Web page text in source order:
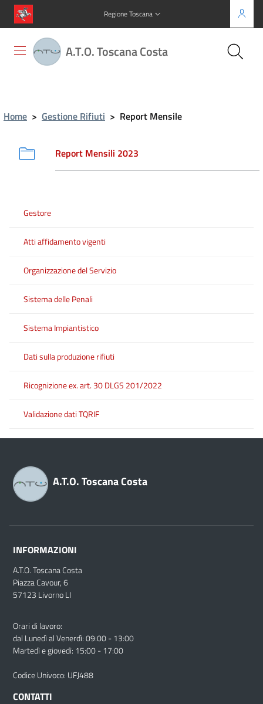
Regione Toscana
A.T.O. Toscana Costa
Home > Gestione Rifiuti > Report Mensile
Report Mensili 2023
Gestore
Atti affidamento vigenti
Organizzazione del Servizio
Sistema delle Penali
Sistema Impiantistico
Dati sulla produzione rifiuti
Ricognizione ex. art. 30 DLGS 201/2022
Validazione dati TQRIF
A.T.O. Toscana Costa
INFORMAZIONI
A.T.O. Toscana Costa
Piazza Cavour, 6
57123 Livorno LI
Orari di lavoro:
dal Lunedì al Venerdì: 09:00 - 13:00
Martedì e giovedì: 15:00 - 17:00
Codice Univoco: UFJ488
CONTATTI